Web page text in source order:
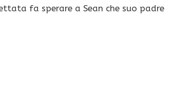
fa sperare a Sean che suo padre